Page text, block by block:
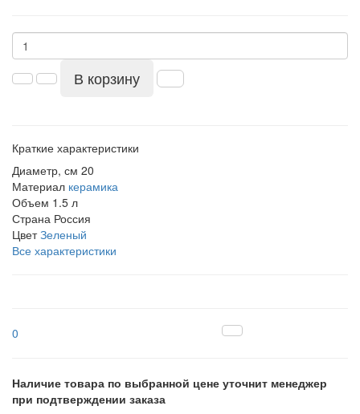
В корзину
Краткие характеристики
Диаметр, см 20
Материал керамика
Объем 1.5 л
Страна Россия
Цвет Зеленый
Все характеристики
0
Наличие товара по выбранной цене уточнит менеджер
при подтверждении заказа